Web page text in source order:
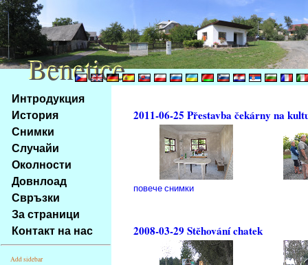
Na
obsah
stránky
Klávesové
zkratky
tomto
webu
základní
Hlavní
strana
Интродукция
История
Снимки
Случайи
Околности
Довнлоад
Свръзки
За страници
Контакт на нас
Add sidebar
2011-06-25 Přestavba čekárny na
повече снимки
2008-03-29 Stěhování chatek
Benetice
Benetice